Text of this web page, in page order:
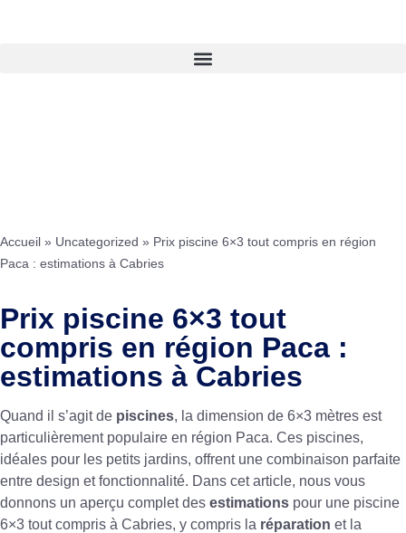
Accueil » Uncategorized » Prix piscine 6×3 tout compris en région
Paca : estimations à Cabries
Prix piscine 6×3 tout
compris en région Paca :
estimations à Cabries
Quand il s’agit de piscines, la dimension de 6×3 mètres est
particulièrement populaire en région Paca. Ces piscines,
idéales pour les petits jardins, offrent une combinaison parfaite
entre design et fonctionnalité. Dans cet article, nous vous
donnons un aperçu complet des estimations pour une piscine
6×3 tout compris à Cabries, y compris la réparation et la